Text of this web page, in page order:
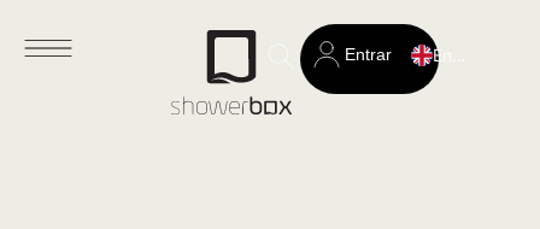
Search
for:
Entrar